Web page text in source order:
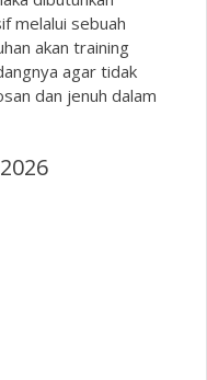
melalui sebuah
akan training
agar tidak
dan jenuh dalam